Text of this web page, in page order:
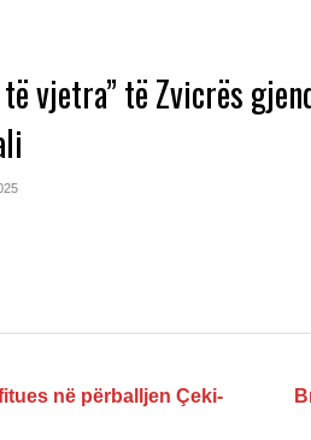
vjetra” të Zvicrës
në përballjen Çeki-